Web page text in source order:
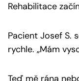
Rehabilitace
Pacient Josef S.
rychle. „Mám
Teď mě rána